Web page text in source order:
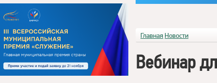
Главная Новости
Вебинар